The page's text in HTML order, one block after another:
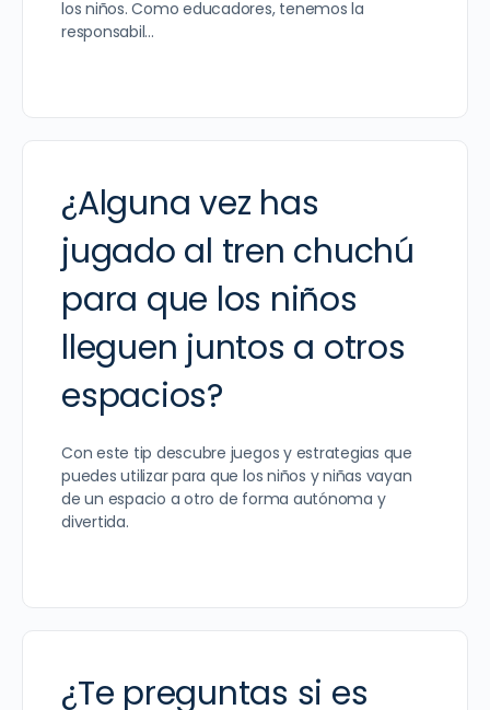
los niños. Como educadores, tenemos la
responsabil…
¿Alguna vez has
jugado al tren chuchú
para que los niños
lleguen juntos a otros
espacios?
Con este tip descubre juegos y estrategias que
puedes utilizar para que los niños y niñas vayan
de un espacio a otro de forma autónoma y
divertida.
¿Te preguntas si es